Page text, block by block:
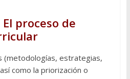
El proceso de
(metodologías, estrategias,
como la priorización o